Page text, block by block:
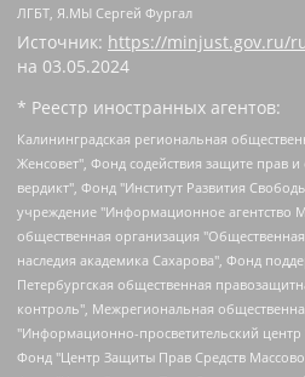
ЛГБТ, Я.МЫ Сергей Фургал
Источник: https://minjust.gov.ru/
на 03.05.2024
* Реестр иностранных агентов:
Калининградская региональная общественная организация "Экозащита!-Женсовет", Фонд содействия защите прав и свобод граждан "Общественный вердикт", Фонд "Институт Развития Свободы Информации", Частное учреждение "Информационное агентство МЕМО. РУ", Региональная общественная организация "Общественная комиссия по сохранению наследия академика Сахарова", Фонд поддержки свободы прессы, Санкт-Петербургская общественная правозащитная организация "Гражданский контроль", Межрегиональная общественная организация "Информационно-просветительский центр "Мемориал", Региональный Фонд "Центр Защиты Прав Средств Массовой Информации", с 05.12.2023 Фонд "Центр Защиты Прав Средств массовой информации", Региональная общественная благотворительная организация помощи беженцам и мигрантам "Гражданское содействие", Негосударственное образовательное учреждение дополнительного профессионального образования (повышение квалификации) специалистов "АКАДЕМИЯ ПО ПРАВАМ ЧЕЛОВЕКА", Свердловская региональная общественная организация "Сутяжник", Автономная некоммерческая организация "Центр независимых социологических исследований", Союз общественных объединений "Российский исследовательский центр по правам человека", Региональное общественное учреждение научно-информационный центр "МЕМОРИАЛ", Некоммерческая организация "Фонд защиты гласности", Автономная некоммерческая организация "Институт прав человека", Городская общественная организация "Екатеринбургское общество "МЕМОРИАЛ", Городская общественная организация "Рязанское историко-просветительское и правозащитное общество "Мемориал" (Рязанский Мемориал), Челябинский региональный орган общественной самодеятельности – женское общественное объединение "Женщины Евразии", Челябинский региональный орган общественной самодеятельности "Уральская правозащитная группа", Фонд содействия защите здоровья и социальной справедливости имени Андрея Рылькова, Автономная Некоммерческая Организация "Аналитический Центр Юрия Левады", Автономная некоммерческая организация социальной поддержки населения "Проект Апрель", Региональная общественная организация помощи женщинам и детям, находящимся в кризисной ситуации "Информационно-методический центр "Анна", Фонд содействия развитию массовых коммуникаций и правовому просвещению "Так-так-Так", Фонд содействия устойчивому развитию "Серебряная тайга", Свердловский региональный общественный фонд социальных проектов "Новое время", "Idel.Реалии", Кавказ.Реалии, Крым.Реалии, Телеканал Настоящее Время, Татаро-башкирская служба Радио Свобода (Azatliq Radiosi), Радио Свободная Европа/Радио Свобода (PCE/PC), "Сибирь.Реалии", "Фактограф", Благотворительный фонд помощи осужденным и их семьям, Автономная некоммерческая организация "Институт глобализации и социальных движений", Фонд "В защиту прав заключенных", Частное учреждение "Центр поддержки и содействия развитию средств массовой информации", Пензенский региональный общественный благотворительный фонд "Гражданский союз", "Север.Реалии", Некоммерческая организация Фонд "Правовая инициатива", Общество с ограниченной ответственностью "Радио Свободная Европа/Радио Свобода", Чешское информационное агентство "MEDIUM-ORIENT", Красноярская региональная общественная организация "Мы против СПИДа", Камалягин Денис Николаевич, Маркелов Сергей Евгеньевич, Пономарев Лев Александрович, Савицкая Людмила Алексеевна, Автономная некоммерческая организация "Центр по работе с проблемой насилия "НАСИЛИЮ.НЕТ", Межрегиональный профессиональный союз работников здравоохранения "Альянс врачей", Юридическое лицо, зарегистрированное в Латвийской Республике, SIA "Medusa Project" (регистрационный номер 40103797863, дата регистрации 10.06.2014), Некоммерческая организация "Фонд по борьбе с коррупцией", Автономная некоммерческая организация "Институт права и публичной политики", Баданин Роман Сергеевич, Гликин Максим Александрович, Железнова Мария Михайловна, Лукьянова Юлия Сергеевна, Маетная Елизавета Витальевна, Маняхин Петр Борисович, Чуракова Ольга Владимировна, Ярош Юлия Петровна, Юридическое лицо "The Insider SIA", зарегистрированное в Риге, Латвийская Республика (дата регистрации 26.06.2015), являющееся администратором доменного имени интернет-издания "The Insider SIA", https://theins.ru, Постернак Алексей Евгеньевич, Рубин Михаил Аркадьевич, Анин Роман Александрович, Юридическое лицо Istories fonds, зарегистрированное в Латвийской Республике (регистрационный номер 50008295751, дата регистрации 24.02.2020), Великовский Дмитрий Александрович, Долинина Ирина Николаевна, Мароховская Алеся Алексеевна, Шлейнов Роман Юрьевич, Шмагун Олеся Валентиновна, Общество с ограниченной ответственностью "Альтаир 2021", Общество с ограниченной ответственностью "Вега 2021", Общество с ограниченной ответственностью "Главный редактор 2021", Общество с ограниченной ответственностью "Ромашки монолит", Важенков Артем Валерьевич, Ивановская областная общественная организация "Центр гендерных исследований", Гурман Юрий Альбертович, Медиапроект "ОВД-Инфо", Егоров Владимир Владимирович, Жилинский Владимир Александрович, Общество с ограниченной ответственностью "ЗП", Иванова София Юрьевна, Карезина Инна Павловна, Кильтау Екатерина Викторовна, Петров Алексей Викторович, Пискунов Сергей Евгеньевич, Смирнов Сергей Сергеевич, Тихонов Михаил Сергеевич, Общество с ограниченной ответственностью "ЖУРНАЛИСТ-ИНОСТРАННЫЙ АГЕНТ", Арапова Галина Юрьевна, Вольтская Татьяна Анатольевна, Американская компания "Mason G.E.S. Anonymous Foundation" (США), являющаяся владельцем интернет-издания https://mnews.world/, Компания "Stichting Bellingcat", зарегистрированная в Нидерландах (дата регистрации 11.07.2018), Захаров Андрей Вячеславович, Клепиковская Екатерина Дмитриевна, Общество с ограниченной ответственностью "МЕМО", Перл Роман Александрович, Симонов Евгений Алексеевич,